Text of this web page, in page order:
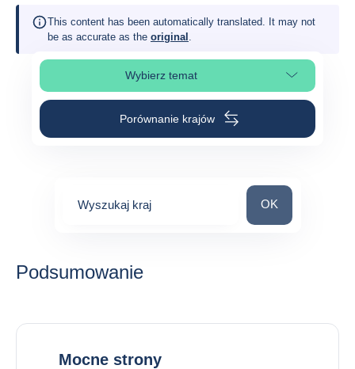
This content has been automatically translated. It may not
be as accurate as the original .
Wybierz tematWybierz sekcję strony
Porównanie krajów
Wyszukaj kraj Wyszukaj kraj
OK
Podsumowanie
Mocne strony